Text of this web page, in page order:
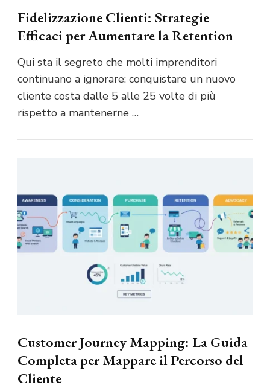
Fidelizzazione Clienti: Strategie
Efficaci per Aumentare la Retention
Qui sta il segreto che molti imprenditori
continuano a ignorare: conquistare un nuovo
cliente costa dalle 5 alle 25 volte di più
rispetto a mantenerne …
Customer Journey Mapping: La Guida
Completa per Mappare il Percorso del
Cliente